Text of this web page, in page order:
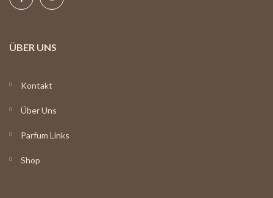
ÜBER UNS
Kontakt
Über Uns
Parfum Links
Shop